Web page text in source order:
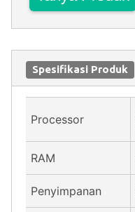
Spesifikasi Produk
Processor
RAM
Penyimpanan